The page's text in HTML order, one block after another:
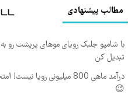
مطالب پیشنهادی
با شامپو جلبک رویای موهای پرپشت رو
تبدیل کن
درآمد ماهی 800 میلیونی رویا
😉